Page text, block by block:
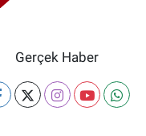
Gerçek Haber